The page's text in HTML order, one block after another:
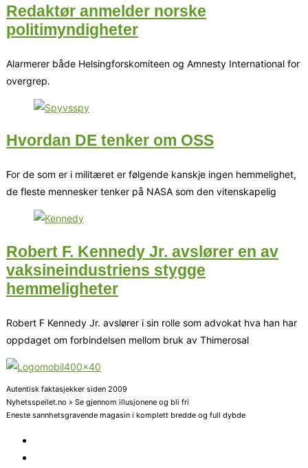
Redaktør anmelder norske
politimyndigheter
Alarmerer både Helsingforskomiteen og Amnesty International for
overgrep.
Hvordan DE tenker om OSS
For de som er i militæret er følgende kanskje ingen hemmelighet,
de fleste mennesker tenker på NASA som den vitenskapelig
Robert F. Kennedy Jr. avslører en av
vaksineindustriens stygge
hemmeligheter
Robert F Kennedy Jr. avslører i sin rolle som advokat hva han har
oppdaget om forbindelsen mellom bruk av Thimerosal
Autentisk faktasjekker siden 2009
Nyhetsspeilet.no » Se gjennom illusjonene og bli fri
Eneste sannhetsgravende magasin i komplett bredde og full dybde